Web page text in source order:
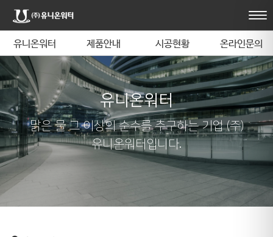
유니온워터 제품안내 시공현황 온라인문의
유니온워터
맑은 물 그 이상의 순수를 추구하는 기업 (주)
유니온워터입니다.